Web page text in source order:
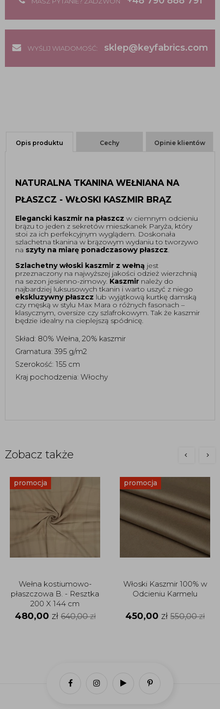
WYŚLIJ WIADOMOŚĆ: sklep@keyfabrics.com
Opis produktu Cechy Opinie klientów
NATURALNA TKANINA WEŁNIANA NA
PŁASZCZ - WŁOSKI KASZMIR BRĄZ
Elegancki kaszmir na płaszcz w ciemnym odcieniu
brązu to jeden z sekretów mieszkanek Paryża, który
stoi za ich perfekcyjnym wyglądem. Doskonała
szlachetna tkanina w brązowym wydaniu to tworzywo
na szyty na miarę ponadczasowy płaszcz.
Szlachetny włoski kaszmir z wełną jest
przeznaczony na najwyższej jakości odzież wierzchnią
na sezon jesienno-zimowy. Kaszmir należy do
ekskluzywny płaszcz lub wyjątkową kurtkę damską
czy męską w stylu Max Mara o różnych fasonach –
klasycznym, oversize czy szlafrokowym. Tak że kaszmir
będzie idealny na cieplejszą spódnicę.
Skład: 80% Wełna, 20% kaszmir
Gramatura: 395 g/m2
Szerokość: 155 cm
Kraj pochodzenia: Włochy
Zobacz także
promocja
Wełna kostiumowo-
płaszczowa B. - Resztka
200 X 144 cm
480,00 zł 640,00zł
promocja
Włoski Kaszmir 100% w
Odcieniu Karmelu
450,00 zł 550,00zł